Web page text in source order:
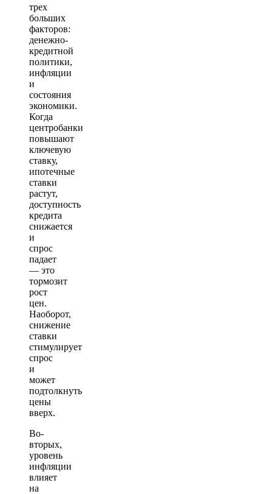
трех
больших
факторов:
денежно-
кредитной
политики,
инфляции
и
состояния
экономики.
Когда
центробанки
повышают
ключевую
ставку,
ипотечные
ставки
растут,
доступность
кредита
снижается
и
спрос
падает
— это
тормозит
рост
цен.
Наоборот,
снижение
ставки
стимулирует
спрос
и
может
подтолкнуть
цены
вверх.
Во-
вторых,
уровень
инфляции
влияет
на